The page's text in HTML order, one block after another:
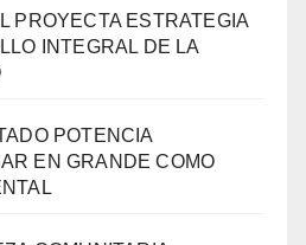
PROYECTA ESTRATEGIA
INTEGRAL DE LA
POTENCIA
EN GRANDE COMO